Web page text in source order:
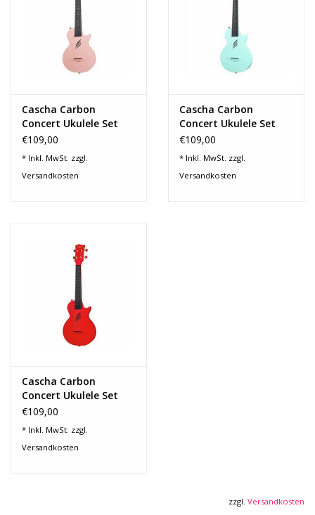
inkl. Softbag mit 5 mm Polsterung, Gurt und 3 Plektren
Cascha Carbon
Concert Ukulele Set
PINK
€109,00
* Inkl. MwSt. zzgl.
Versandkosten
Cascha Carbon
Concert Ukulele Set
MINT
€109,00
* Inkl. MwSt. zzgl.
Versandkosten
Cascha Carbon
Concert Ukulele Set
RED
€109,00
* Inkl. MwSt. zzgl.
Versandkosten
zzgl. Versandkosten